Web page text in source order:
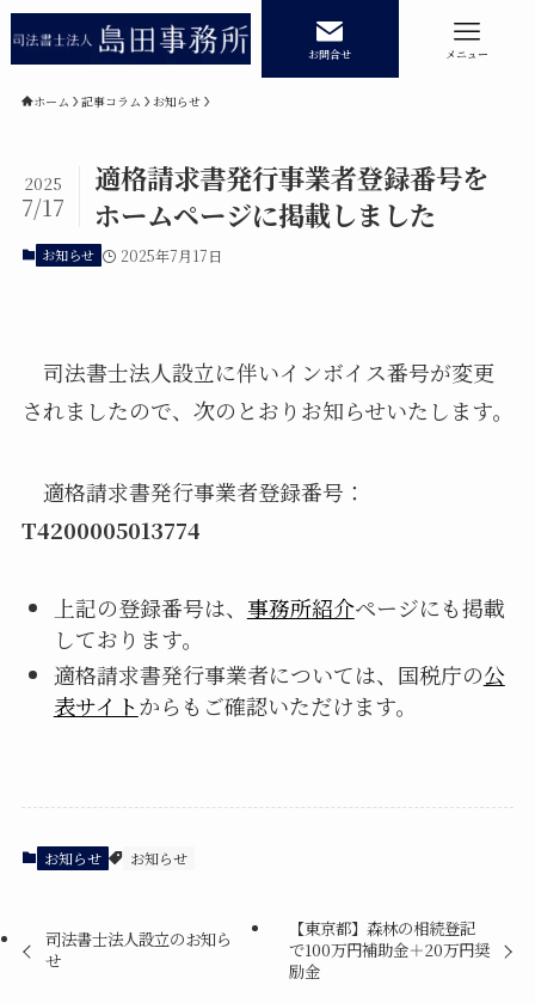
ホーム 業務内容
相続登記
事務所紹介 記事コラム
記事コラムカテゴリー
相続登記
初回無料相談
当事務所では、司法書士業務のあらゆる分野につ
お問合せ メニュー
ホーム 記事コラム お知らせ
適格請求書発行事業者登録番号を
ホームページに掲載しました
2025
7/17
お知らせ 2025年7月17日
司法書士法人設立に伴いインボイス番号が変更
されましたので、次のとおりお知らせいたします。
適格請求書発行事業者登録番号：
T4200005013774
上記の登録番号は、 事務所紹介ページにも掲載
しております。
適格請求書発行事業者については、国税庁の公
表サイトからもご確認いただけます。
お知らせ お知らせ
司法書士法人設立のお知ら
せ
【東京都】森林の相続登記
で100万円補助金＋20万円奨
励金